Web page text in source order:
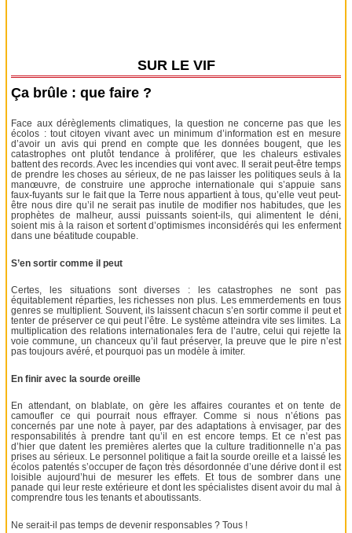
SUR LE VIF
Ça brûle : que faire ?
Face aux dérèglements climatiques, la question ne concerne pas que les
écolos : tout citoyen vivant avec un minimum d’information est en mesure
d’avoir un avis qui prend en compte que les données bougent, que les
catastrophes ont plutôt tendance à proliférer, que les chaleurs estivales
battent des records. Avec les incendies qui vont avec. Il serait peut-être temps
de prendre les choses au sérieux, de ne pas laisser les politiques seuls à la
manœuvre, de construire une approche internationale qui s’appuie sans
faux-fuyants sur le fait que la Terre nous appartient à tous, qu’elle veut peut-
être nous dire qu’il ne serait pas inutile de modifier nos habitudes, que les
prophètes de malheur, aussi puissants soient-ils, qui alimentent le déni,
soient mis à la raison et sortent d’optimismes inconsidérés qui les enferment
dans une béatitude coupable.
S’en sortir comme il peut
Certes, les situations sont diverses : les catastrophes ne sont pas
équitablement réparties, les richesses non plus. Les emmerdements en tous
genres se multiplient. Souvent, ils laissent chacun s’en sortir comme il peut et
tenter de préserver ce qui peut l’être. Le système atteindra vite ses limites. La
multiplication des relations internationales fera de l’autre, celui qui rejette la
voie commune, un chanceux qu’il faut préserver, la preuve que le pire n’est
pas toujours avéré, et pourquoi pas un modèle à imiter.
En finir avec la sourde oreille
En attendant, on blablate, on gère les affaires courantes et on tente de
camoufler ce qui pourrait nous effrayer. Comme si nous n’étions pas
concernés par une note à payer, par des adaptations à envisager, par des
responsabilités à prendre tant qu’il en est encore temps. Et ce n’est pas
d’hier que datent les premières alertes que la culture traditionnelle n’a pas
prises au sérieux. Le personnel politique a fait la sourde oreille et a laissé les
écolos patentés s’occuper de façon très désordonnée d’une dérive dont il est
loisible aujourd’hui de mesurer les effets. Et tous de sombrer dans une
panade qui leur reste extérieure et dont les spécialistes disent avoir du mal à
comprendre tous les tenants et aboutissants.
Ne serait-il pas temps de devenir responsables ? Tous !